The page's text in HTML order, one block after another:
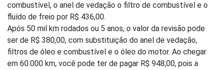
combustível, o anel de vedação o filtro de combustível e o
fluído de freio por R$ 436,00.
Após 50 mil km rodados ou 5 anos, o valor da revisão pode
ser de R$ 380,00, com substituição do anel de vedação,
filtros de óleo e combustível e o óleo do motor. Ao chegar
em 60.000 km, você pode ter de pagar R$ 948,00, pois a